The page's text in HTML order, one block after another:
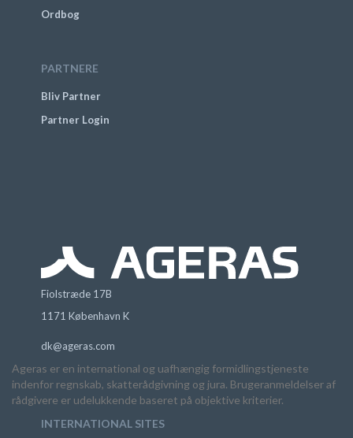
Ordbog
PARTNERE
Bliv Partner
Partner Login
Fiolstræde 17B
1171 København K
dk@ageras.com
Ageras er en international og uafhængig formidlingstjeneste
indenfor regnskab, skatterådgivning og jura. Brugeranmeldelser af
rådgivere er udelukkende baseret på objektive kriterier.
INTERNATIONAL SITES